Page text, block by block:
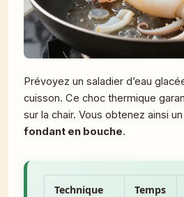
Prévoyez un saladier d’eau
cuisson. Ce choc thermique
sur la chair. Vous obtenez ainsi un
fondant en bouche.
Technique Temps